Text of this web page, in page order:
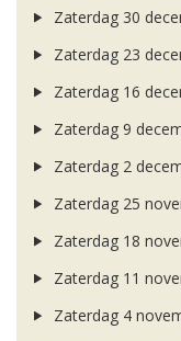
Zaterdag 30
Zaterdag 23
Zaterdag 16
Zaterdag 9
Zaterdag 2
Zaterdag 25
Zaterdag 18
Zaterdag 11
Zaterdag 4